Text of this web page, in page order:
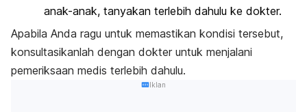
anak-anak, tanyakan terlebih dahulu ke dokter.
Apabila Anda ragu untuk memastikan kondisi tersebut,
konsultasikanlah dengan dokter untuk menjalani
pemeriksaan medis terlebih dahulu.
Iklan